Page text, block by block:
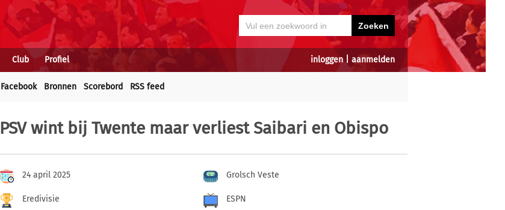
inloggen| aanmelden
Club Profiel
Facebook Bronnen Scorebord RSS feed
PSV wint bij Twente maar verliest Saibari en Obispo
24 april 2025 Grolsch Veste
Eredivisie ESPN